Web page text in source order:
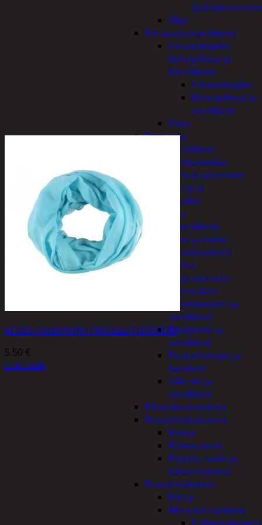
Öljyt
Perävaunutarvikkeet
Hinausköydet,
kiristysliinat ja
kiinnikkeet
Hinausköydet
Kiristysliinat ja
tarvikkeet
Valot
Rengas ja -
vannetarvikkeet
Sähköpotkulaudat,
skootterit ja ajoneuvot
Tukkikärryt ja
juontopulkat
Veneet ja
veneilytarvikkeet
Airot ja melat
Perämoottorit
Piha ja puutarha
Grillaus ja savustus
Piharakennukset
Kasvihuoneet ja
tarvikkeet
Paviljonkit ja
tarvikkeet
Puutarhavajat ja
katokset
Ulko-wc ja
tarvikkeet
Piharakentaminen
Puutarhakalusteet
Keinut
Pehmusteet
Pöydät, tuolit ja
kalusteryhmät
Puutarhakoneet
Kärryt
Metsurin työkalut
ACCES TUUBIHUIVI PASTELLI TURKOOSI
5,50 €
Lue Lisää